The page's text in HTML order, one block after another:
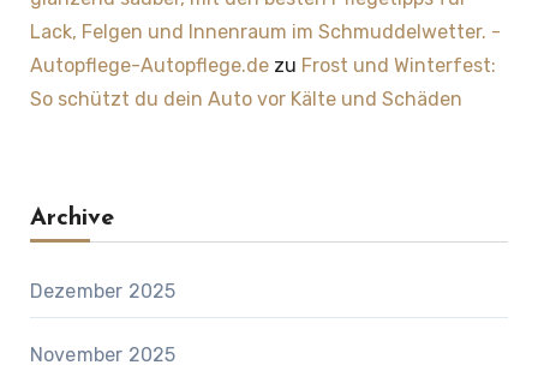
Lack, Felgen und Innenraum im Schmuddelwetter. -
Autopflege-Autopflege.dezu Frost und Winterfest:
So schützt du dein Auto vor Kälte und Schäden
Archive
Dezember 2025
November 2025